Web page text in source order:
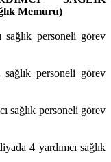
Memuru)
personeli görev
personeli görev
sağlık personeli görev
4 yardımcı sağlık